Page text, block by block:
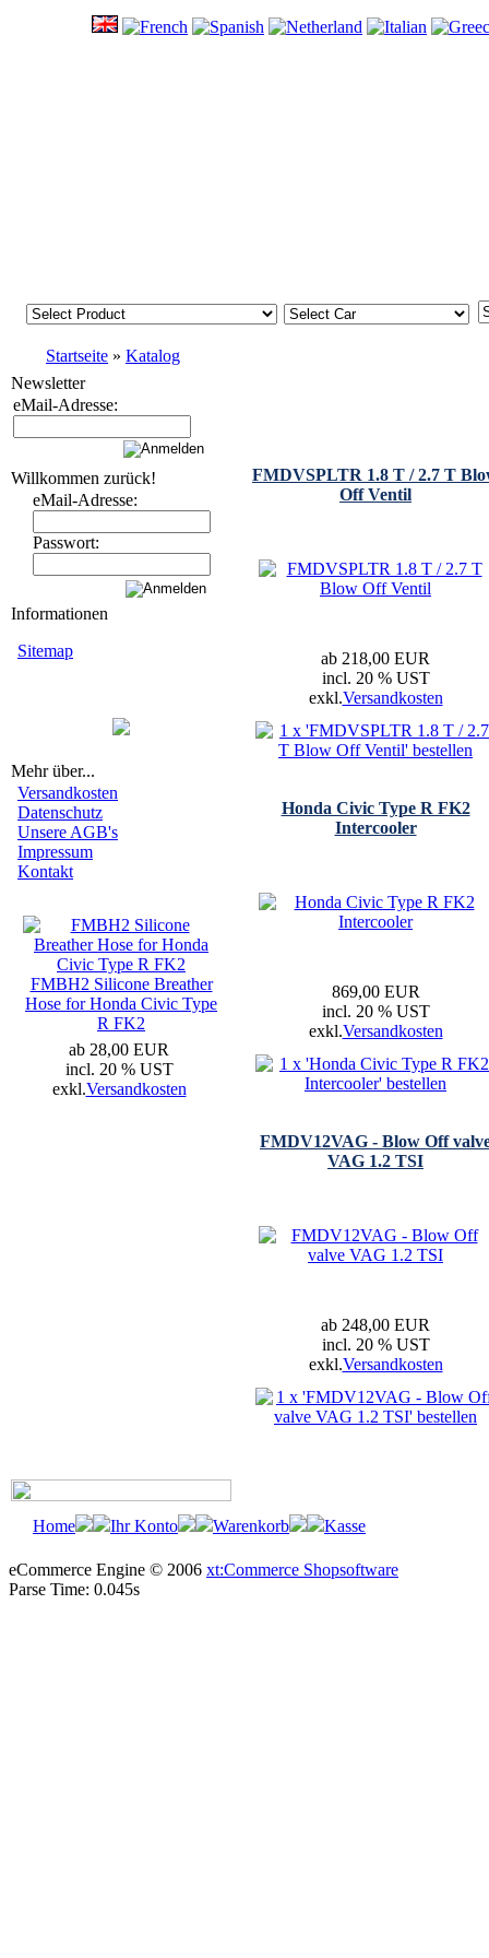
Startseite » Katalog
Newsletter
eMail-Adresse:
Willkommen zurück!
eMail-Adresse:
Passwort:
Informationen
Sitemap
Mehr über...
Versandkosten
Datenschutz
Unsere AGB's
Impressum
Kontakt
FMBH2 Silicone Breather
Hose for Honda Civic Type
R FK2
ab 28,00 EUR
incl. 20 % UST
exkl.Versandkosten
FMDVSPLTR 1.8 T / 2.7 T
Off Ventil
ab 218,00 EUR
incl. 20 % UST
exkl.Versandkosten
Honda Civic Type R FK2
Intercooler
869,00 EUR
incl. 20 % UST
exkl.Versandkosten
FMDV12VAG - Blow Off
VAG 1.2 TSI
ab 248,00 EUR
incl. 20 % UST
exkl.Versandkosten
Home Ihr Konto Warenkorb Kasse
eCommerce Engine © 2006 xt:Commerce Shopsoftware
Parse Time: 0.045s